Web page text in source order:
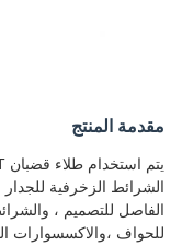
مقدمة المنتج
الشرائط الزخرفية
الفاصل للتصميم ،
للحواف ،والاكسسوارات